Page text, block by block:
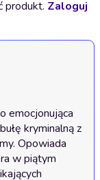
produkt. Zaloguj
emocjonująca
kryminalną z
Opowiada
w piątym